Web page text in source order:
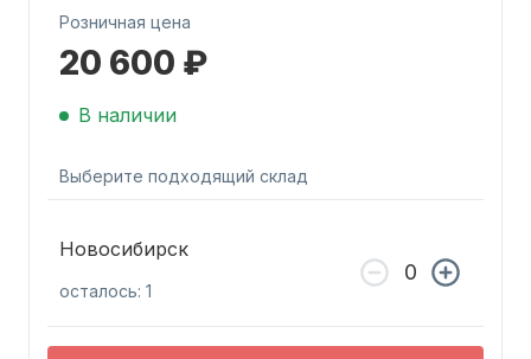
Запчасти для ПЛМ
Розничная цена
20 600 ₽
В наличии
Выберите подходящий склад
Новосибирск
осталось: 1